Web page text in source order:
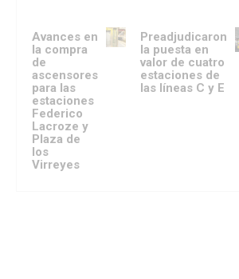
Avances en
la compra
de
ascensores
para las
estaciones
Federico
Lacroze y
Plaza de
los
Virreyes
Preadjudicaron
la puesta en
valor de cuatro
estaciones de
las líneas C y E